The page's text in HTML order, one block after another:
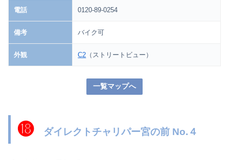
電話 0120-89-0254
備考 バイク可
外観 C2 （ストリートビュー）
一覧マップへ
⓲ダイレクトチャリパー宮の前 No.４